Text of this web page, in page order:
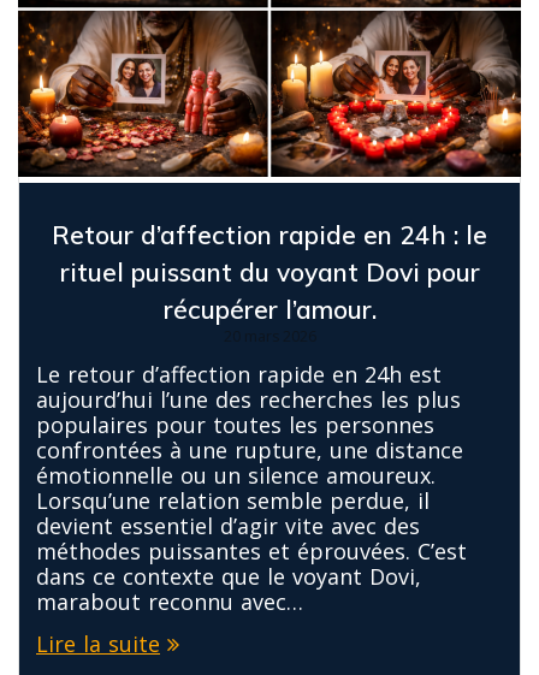
Retour d’affection rapide en 24h : le
rituel puissant du voyant Dovi pour
récupérer l’amour.
Le retour d’affection rapide en 24h est
aujourd’hui l’une des recherches les plus
populaires pour toutes les personnes
confrontées à une rupture, une distance
émotionnelle ou un silence amoureux.
Lorsqu’une relation semble perdue, il
devient essentiel d’agir vite avec des
méthodes puissantes et éprouvées. C’est
dans ce contexte que le voyant Dovi,
marabout reconnu avec…
Lire la suite